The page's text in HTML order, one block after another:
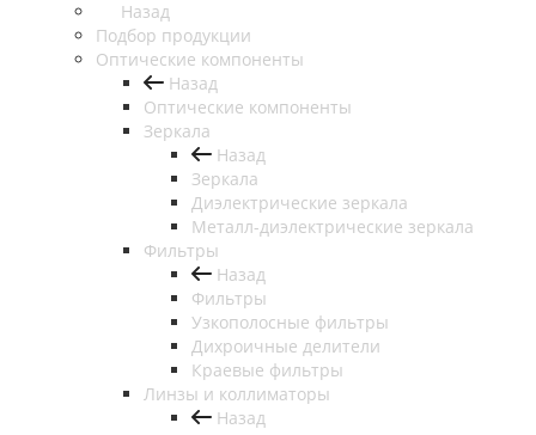
Назад
Подбор продукции
Оптические компоненты
Назад
Оптические компоненты
Зеркала
Назад
Зеркала
Диэлектрические зеркала
Металл-диэлектрические зеркала
Фильтры
Назад
Фильтры
Узкополосные фильтры
Дихроичные делители
Краевые фильтры
Линзы и коллиматоры
Назад